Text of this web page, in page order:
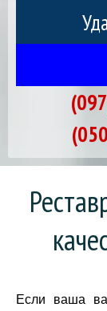
Если ваша